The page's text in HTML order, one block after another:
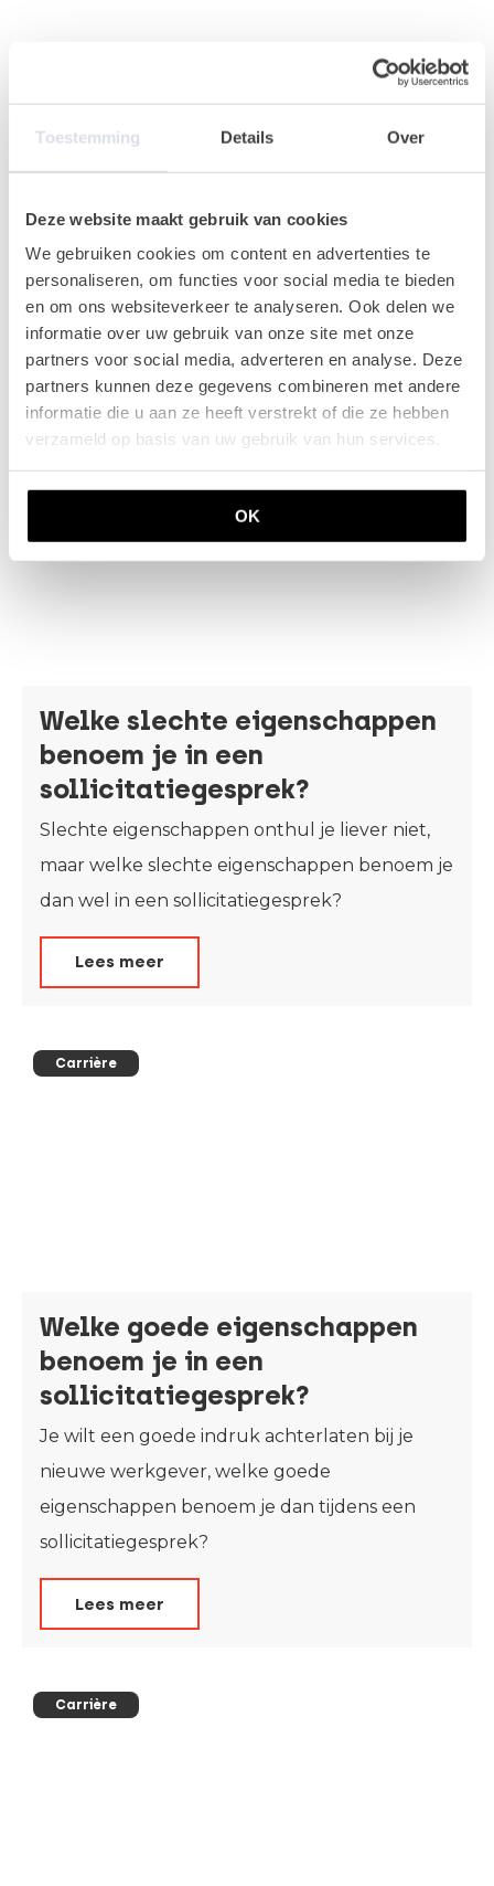
Toestemming Details Over
Deze website maakt gebruik van cookies
We gebruiken cookies om content en advertenties te
personaliseren, om functies voor social media te bieden
en om ons websiteverkeer te analyseren. Ook delen we
informatie over uw gebruik van onze site met onze
partners voor social media, adverteren en analyse. Deze
partners kunnen deze gegevens combineren met andere
informatie die u aan ze heeft verstrekt of die ze hebben
verzameld op basis van uw gebruik van hun services.
OK
Goede vragen om te stellen
tijdens jouw
sollicitatiegesprek
Als sollicitant is het ook belangrijk om vragen
te stellen, wat zijn 10 goede vragen om te
stellen tijdens jouw sollicitatiegesprek?
Lees meer
Welke slechte eigenschappen
benoem je in een
sollicitatiegesprek?
Slechte eigenschappen onthul je liever niet,
maar welke slechte eigenschappen benoem je
dan wel in een sollicitatiegesprek?
Lees meer
Carrière
Welke goede eigenschappen
benoem je in een
sollicitatiegesprek?
Je wilt een goede indruk achterlaten bij je
nieuwe werkgever, welke goede
eigenschappen benoem je dan tijdens een
sollicitatiegesprek?
Lees meer
Carrière